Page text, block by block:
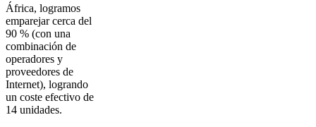
África, logramos
emparejar cerca del
90 % (con una
combinación de
operadores y
proveedores de
Internet), logrando
un coste efectivo de
14 unidades.